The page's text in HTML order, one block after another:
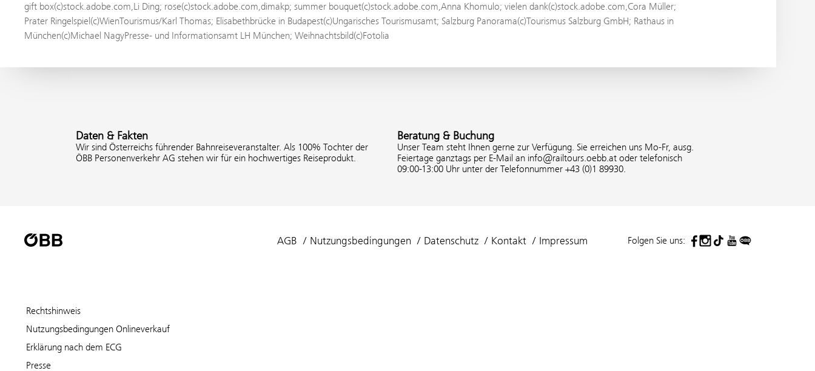
gift box(c)stock.adobe.com,Li Ding; rose(c)stock.adobe.com,dimakp; summer bouquet(c)stock.adobe.com,Anna Khomulo; vielen dank(c)stock.adobe.com,Cora Müller;
Prater Ringelspiel(c)WienTourismus/Karl Thomas; Elisabethbrücke in Budapest(c)Ungarisches Tourismusamt; Salzburg Panorama(c)Tourismus Salzburg GmbH; Rathaus in
München(c)Michael NagyPresse- und Informationsamt LH München; Weihnachtsbild(c)Fotolia
Daten & Fakten
Wir sind Österreichs führender Bahnreiseveranstalter. Als 100% Tochter der
ÖBB Personenverkehr AG stehen wir für ein hochwertiges Reiseprodukt.
Beratung & Buchung
Unser Team steht Ihnen gerne zur Verfügung. Sie erreichen uns Mo-Fr, ausg.
Feiertage ganztags per E-Mail an info@railtours.oebb.at oder telefonisch
09:00-13:00 Uhr unter der Telefonnummer +43 (0)1 89930.
AGB Nutzungsbedingungen Datenschutz Kontakt Impressum Folgen Sie uns:
Rechtshinweis
Nutzungsbedingungen Onlineverkauf
Erklärung nach dem ECG
Presse